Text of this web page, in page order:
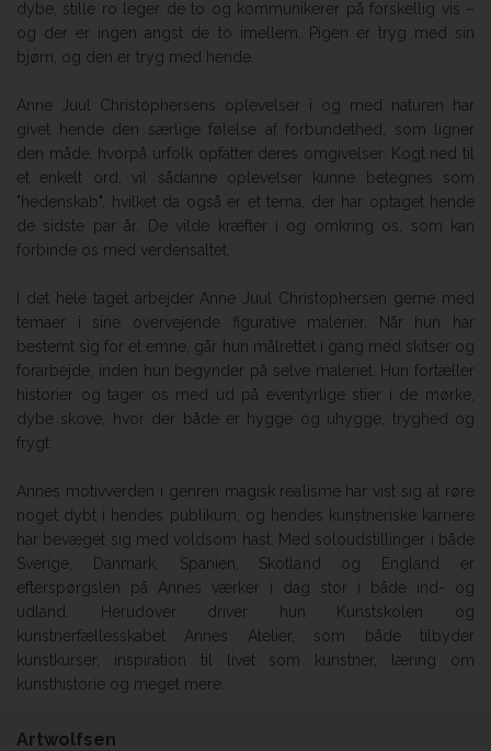
dybe, stille ro leger de to og kommunikerer på forskellig vis –
og der er ingen angst de to imellem. Pigen er tryg med sin
bjørn, og den er tryg med hende.
Anne Juul Christophersens oplevelser i og med naturen har
givet hende den særlige følelse af forbundethed, som ligner
den måde, hvorpå urfolk opfatter deres omgivelser. Kogt ned til
et enkelt ord, vil sådanne oplevelser kunne betegnes som
"hedenskab", hvilket da også er et tema, der har optaget hende
de sidste par år. De vilde kræfter i og omkring os, som kan
forbinde os med verdensaltet.
I det hele taget arbejder Anne Juul Christophersen gerne med
temaer i sine overvejende figurative malerier. Når hun har
bestemt sig for et emne, går hun målrettet i gang med skitser og
forarbejde, inden hun begynder på selve maleriet. Hun fortæller
historier og tager os med ud på eventyrlige stier i de mørke,
dybe skove, hvor der både er hygge og uhygge, tryghed og
frygt.
Annes motivverden i genren magisk realisme har vist sig at røre
noget dybt i hendes publikum, og hendes kunstneriske karriere
har bevæget sig med voldsom hast. Med soloudstillinger i både
Sverige, Danmark, Spanien, Skotland og England er
efterspørgslen på Annes værker i dag stor i både ind- og
udland. Herudover driver hun Kunstskolen og
kunstnerfællesskabet Annes Atelier, som både tilbyder
kunstkurser, inspiration til livet som kunstner, læring om
kunsthistorie og meget mere.
Artwolfsen